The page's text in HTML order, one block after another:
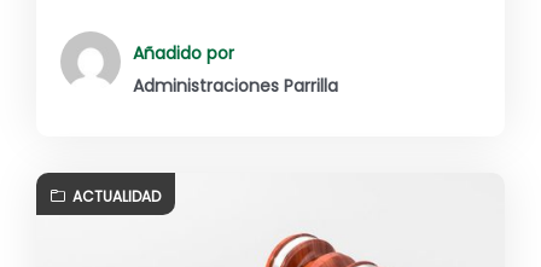
Añadido por
Administraciones Parrilla
ACTUALIDAD